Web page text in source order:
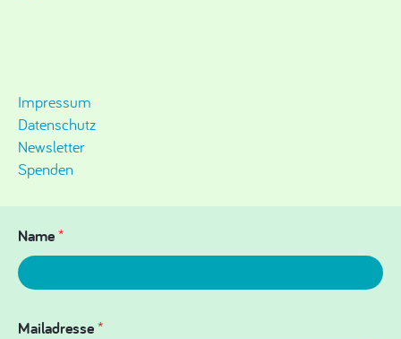
Impressum
Datenschutz
Newsletter
Spenden
Name*
Mailadresse*